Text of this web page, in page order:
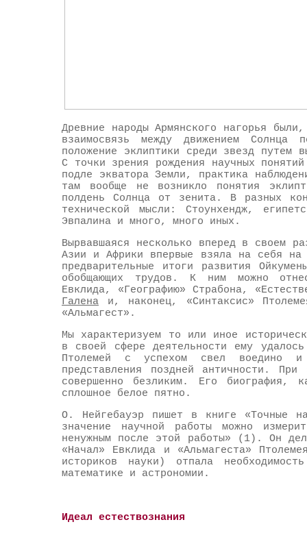
Древние народы Армянского нагорья
взаимосвязь между движением
положение эклиптики среди звезд путем
С точки зрения рождения научных
подле экватора Земли, практика
там вообще не возникло понятия
полдень Солнца от зенита. В разных
технической мысли: Стоунхендж,
Эвпалина и много, много иных.
Вырвавшаяся несколько вперед в своем
Азии и Африки впервые взяла на себя
предварительные итоги развития
обобщающих трудов. К ним можно
Евклида, «Географию» Страбона,
Галена и, наконец, «Синтаксис»
«Альмагест».
Мы характеризуем то или иное
в своей сфере деятельности ему
Птолемей с успехом свел воедино и
представления поздней античности.
совершенно безликим. Его биография,
сплошное белое пятно.
О. Нейгебауэр пишет в книге «Точные
значение научной работы можно
ненужным после этой работы» (1). Он
«Начал» Евклида и «Альмагеста»
историков науки) отпала
математике и астрономии.
Идеал естествознания